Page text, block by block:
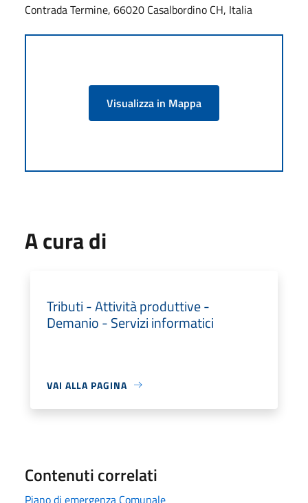
Contrada Termine, 66020 Casalbordino CH, Italia
Visualizza in Mappa
A cura di
Tributi - Attività produttive -
Demanio - Servizi informatici
VAI ALLA PAGINA
Contenuti correlati
Piano di emergenza Comunale